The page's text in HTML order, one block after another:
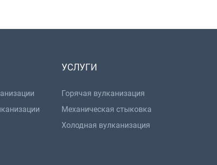
УСЛУГИ
Горячая вулканизация
Механическая стыковка
Холодная вулканизация